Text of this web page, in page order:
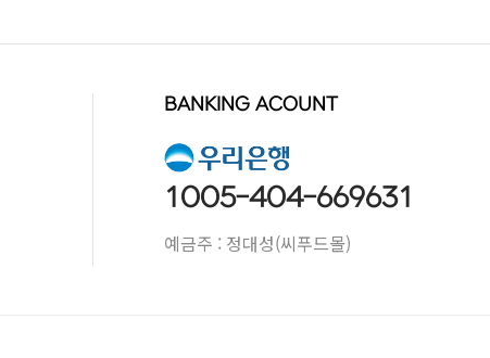
BANKING ACOUNT
1005-404-669631
예금주 : 정대성(씨푸드몰)